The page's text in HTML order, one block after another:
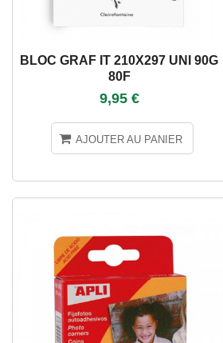
BLOC GRAF IT 210X297 UNI 90G
80F
9,95 €
AJOUTER AU PANIER